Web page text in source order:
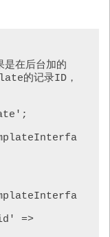
在后台加的
的记录ID，